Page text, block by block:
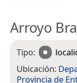
Arroyo
Tipo:
Ubicación:
Provincia de